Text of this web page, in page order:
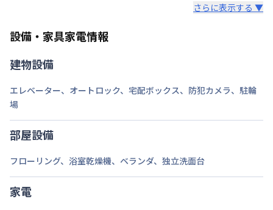
さらに表示する ▼
設備・家具家電情報
建物設備
エレベーター、 オートロック、 宅配ボックス、 防犯カメラ、 駐輪
場
部屋設備
フローリング、 浴室乾燥機、 ベランダ、 独立洗面台
家電